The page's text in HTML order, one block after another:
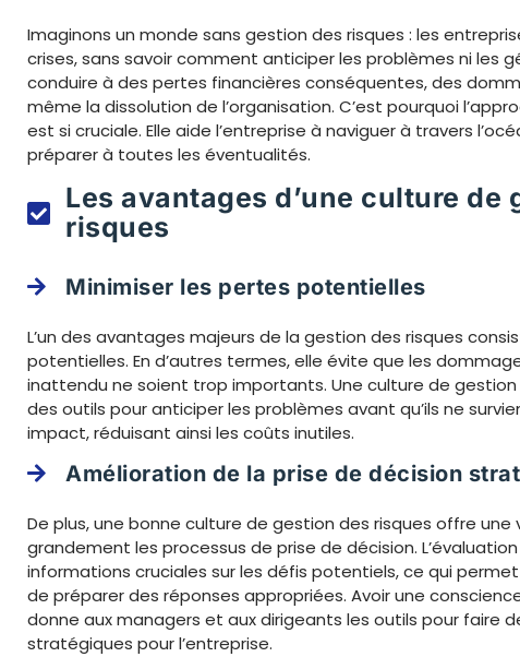
Imaginons un monde sans gestion des risques : les
crises, sans savoir comment anticiper les problèmes ni les
conduire à des pertes financières conséquentes, des
même la dissolution de l’organisation. C’est pourquoi
est si cruciale. Elle aide l’entreprise à naviguer à travers
préparer à toutes les éventualités.
Les avantages d’une culture de
risques
Minimiser les pertes potentielles
L’un des avantages majeurs de la gestion des risques
potentielles. En d’autres termes, elle évite que les
inattendu ne soient trop importants. Une culture de
des outils pour anticiper les problèmes avant qu’ils ne
impact, réduisant ainsi les coûts inutiles.
Amélioration de la prise de décision
De plus, une bonne culture de gestion des risques offre une
grandement les processus de prise de décision.
informations cruciales sur les défis potentiels, ce qui
de préparer des réponses appropriées. Avoir une
donne aux managers et aux dirigeants les outils pour faire
stratégiques pour l’entreprise.